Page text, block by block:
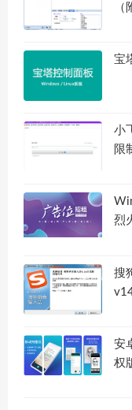
（
宝
小
限
烈
搜
安
权